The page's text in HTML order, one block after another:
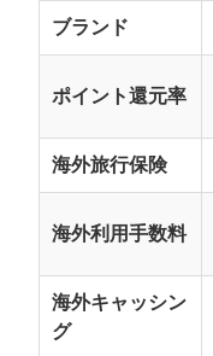
ブランド
ポイント還元率
海外旅行保険
海外利用手数料
海外キャッシン
グ